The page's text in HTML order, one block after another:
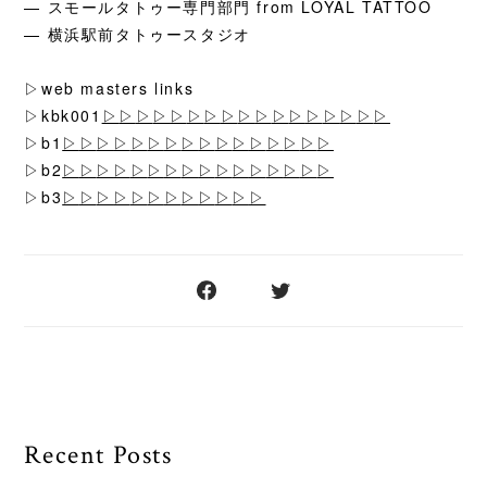
— スモールタトゥー専門部門 from LOYAL TATTOO
— 横浜駅前タトゥースタジオ
▷web masters links
▷kbk001 ▷ ▷ ▷ ▷ ▷ ▷ ▷ ▷ ▷ ▷ ▷ ▷ ▷ ▷ ▷ ▷ ▷
▷b1 ▷ ▷ ▷ ▷ ▷ ▷ ▷ ▷ ▷ ▷ ▷ ▷ ▷ ▷ ▷ ▷
▷b2 ▷ ▷ ▷ ▷ ▷ ▷ ▷ ▷ ▷ ▷ ▷ ▷ ▷ ▷ ▷ ▷
▷b3 ▷ ▷ ▷ ▷ ▷ ▷ ▷ ▷ ▷ ▷ ▷ ▷
Recent Posts